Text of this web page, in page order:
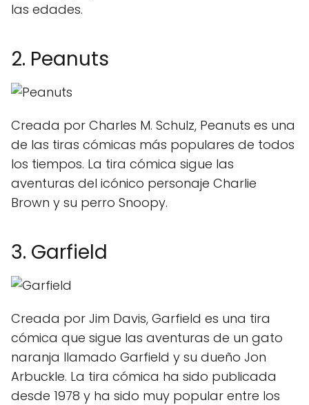
las edades.
2. Peanuts
Creada por Charles M. Schulz, Peanuts es una
de las tiras cómicas más populares de todos
los tiempos. La tira cómica sigue las
aventuras del icónico personaje Charlie
Brown y su perro Snoopy.
3. Garfield
Creada por Jim Davis, Garfield es una tira
cómica que sigue las aventuras de un gato
naranja llamado Garfield y su dueño Jon
Arbuckle. La tira cómica ha sido publicada
desde 1978 y ha sido muy popular entre los